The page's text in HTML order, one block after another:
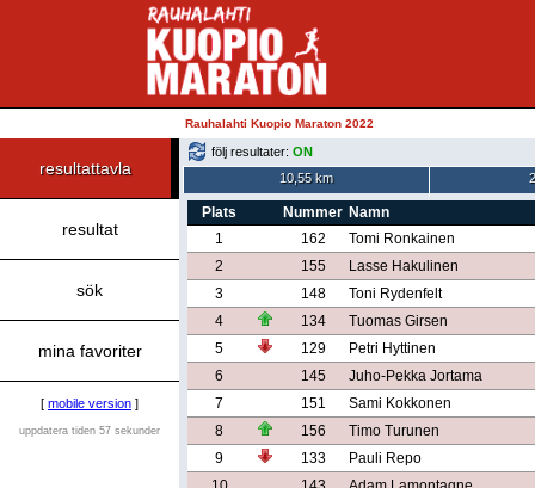
Rauhalahti Kuopio Maraton 2022
resultattavla
resultat
sök
mina favoriter
[ mobile version ]
uppdatera tiden 57 sekunder
följ resultater: ON
10,55 km
Plats Nummer Namn
1
162
Tomi Ronkainen
2
155
Lasse Hakulinen
3
148
Toni Rydenfelt
4
134
Tuomas Girsen
5
129
Petri Hyttinen
6
145
Juho-Pekka Jortama
7
151
Sami Kokkonen
8
156
Timo Turunen
9
133
Pauli Repo